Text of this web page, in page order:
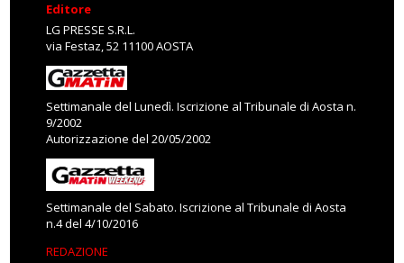
Editore
LG PRESSE S.R.L.
via Festaz, 52 11100 AOSTA
Settimanale del Lunedì. Iscrizione al Tribunale di Aosta n.
9/2002
Autorizzazione del 20/05/2002
Settimanale del Sabato. Iscrizione al Tribunale di Aosta
n.4 del 4/10/2016
REDAZIONE